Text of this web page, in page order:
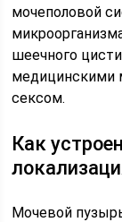
мочеполовой
шеечного
медицинскими
сексом.
Как
Мочевой